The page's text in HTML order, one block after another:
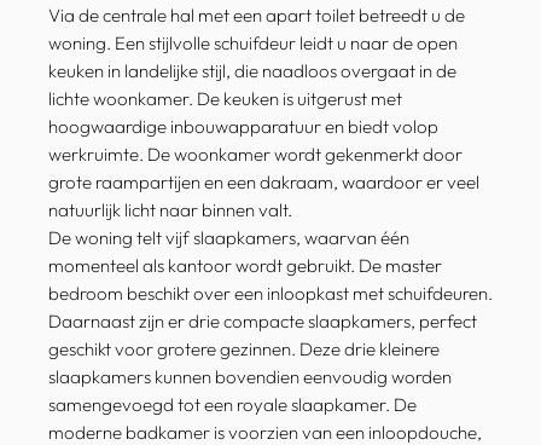
Via de centrale hal met een apart toilet betreedt u de
woning. Een stijlvolle schuifdeur leidt u naar de open
keuken in landelijke stijl, die naadloos overgaat in de
lichte woonkamer. De keuken is uitgerust met
hoogwaardige inbouwapparatuur en biedt volop
werkruimte. De woonkamer wordt gekenmerkt door
grote raampartijen en een dakraam, waardoor er veel
natuurlijk licht naar binnen valt.
De woning telt vijf slaapkamers, waarvan één
momenteel als kantoor wordt gebruikt. De master
bedroom beschikt over een inloopkast met schuifdeuren.
Daarnaast zijn er drie compacte slaapkamers, perfect
geschikt voor grotere gezinnen. Deze drie kleinere
slaapkamers kunnen bovendien eenvoudig worden
samengevoegd tot een royale slaapkamer. De
moderne badkamer is voorzien van een inloopdouche,